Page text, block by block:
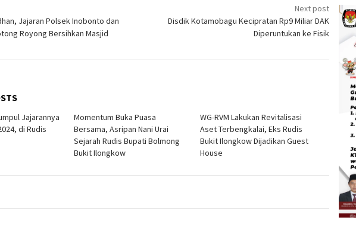
Jajaran Polsek Inobonto dan
Royong Bersihkan Masjid
Next post
Disdik Kotamobagu Kecipratan Rp9 Miliar DAK
Diperuntukan ke Fisik
Jajarannya
di Rudis
Momentum Buka Puasa
Bersama, Asripan Nani Urai
Sejarah Rudis Bupati Bolmong
Bukit Ilongkow
WG-RVM Lakukan Revitalisasi
Aset Terbengkalai, Eks Rudis
Bukit Ilongkow Dijadikan Guest
House